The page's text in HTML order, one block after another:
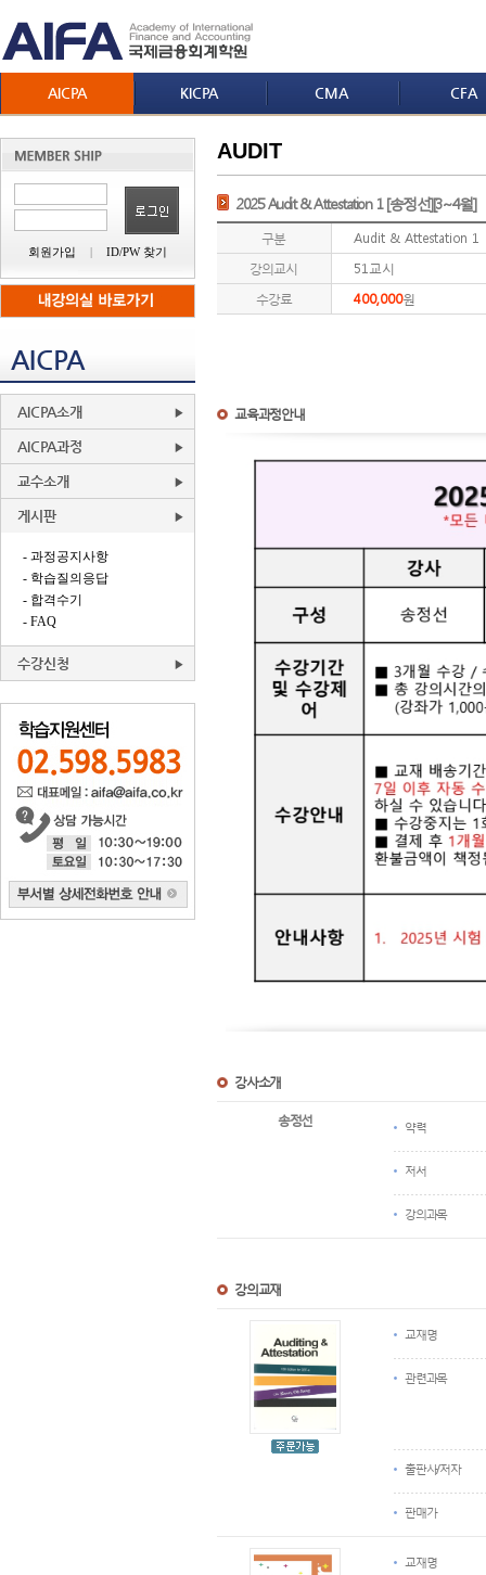
AICPA KICPA CMA CFA
회원가입 | ID/PW 찾기
AICPA
AICPA소개
AICPA과정
교수소개
게시판
- 과정공지사항
- 학습질의응답
- 합격수기
- FAQ
수강신청
AUDIT
2025 Audit & Attestation 1 [송정선][3~4월]
구분
Audit & Attestation 1
강의교시
51교시
수강료
400,000원
교육과정안내
강사소개
송정선 약력
저서
강의과목
강의교재
교재명
관련과목
출판사/저자
판매가
교재명